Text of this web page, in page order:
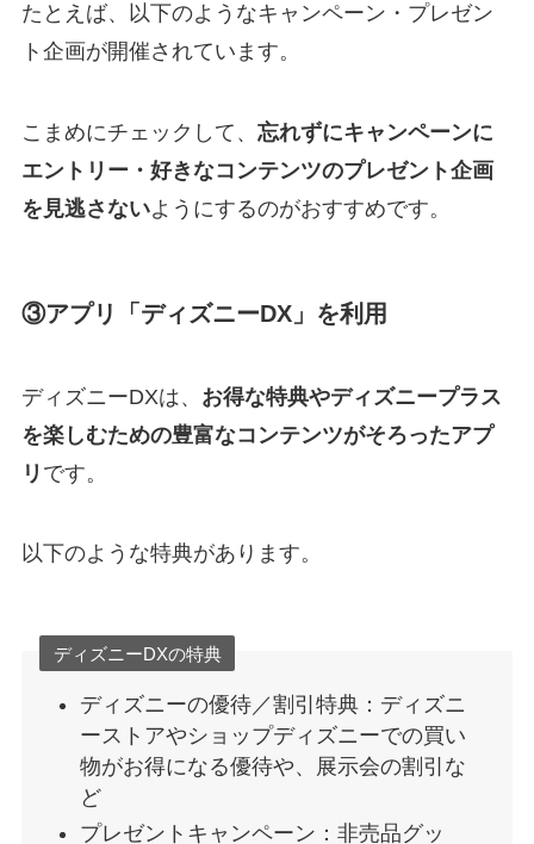
たとえば、以下のようなキャンペーン・プレゼン
ト企画が開催されています。
こまめにチェックして、 忘れずにキャンペーンに
エントリー・好きなコンテンツのプレゼント企画
を見逃さないようにするのがおすすめです。
③アプリ「ディズニーDX」を利用
ディズニーDXは、 お得な特典やディズニープラス
を楽しむための豊富なコンテンツがそろったアプ
リ です。
以下のような特典があります。
ディズニーDXの特典
ディズニーの優待／割引特典​：ディズニ
ーストアやショップディズニーでの買い
物がお得になる優待や、展示会の割引な
ど
プレゼントキャンペーン：非売品グッ